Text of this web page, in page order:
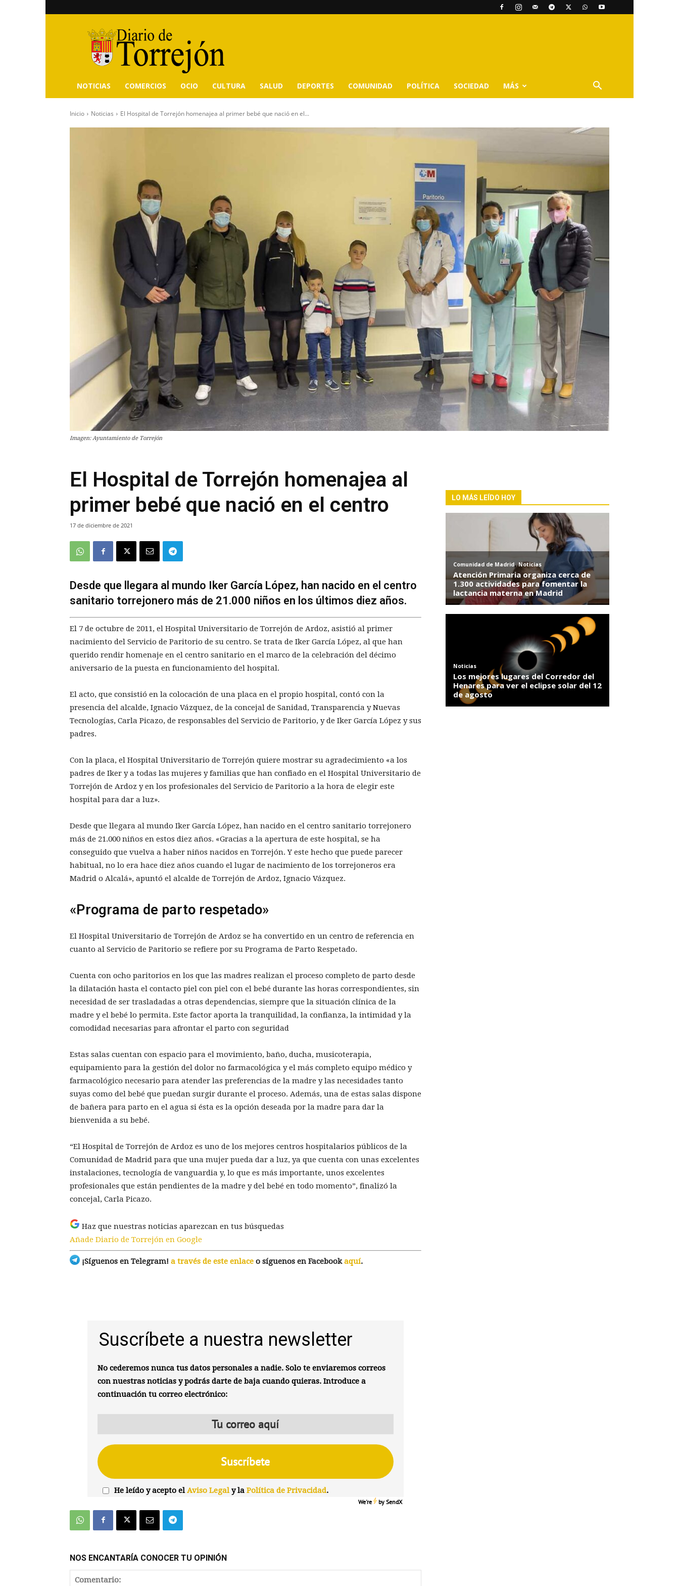
Diario
de
Torrejón
NOTICIAS COMERCIOS OCIO CULTURA SALUD DEPORTES COMUNIDAD POLÍTICA SOCIEDAD MÁS
Inicio Noticias El Hospital de Torrejón homenajea al primer bebé que nació en el...
Imagen: Ayuntamiento de Torrejón
El Hospital de Torrejón homenajea al
primer bebé que nació en el centro
17 de diciembre de 2021
Desde que llegara al mundo Iker García López, han nacido en el centro
sanitario torrejonero más de 21.000 niños en los últimos diez años.
El 7 de octubre de 2011, el Hospital Universitario de Torrejón de Ardoz, asistió al primer
nacimiento del Servicio de Paritorio de su centro. Se trata de Iker García López, al que han
querido rendir homenaje en el centro sanitario en el marco de la celebración del décimo
aniversario de la puesta en funcionamiento del hospital.
El acto, que consistió en la colocación de una placa en el propio hospital, contó con la
presencia del alcalde, Ignacio Vázquez, de la concejal de Sanidad, Transparencia y Nuevas
Tecnologías, Carla Picazo, de responsables del Servicio de Paritorio, y de Iker García López y sus
padres.
Con la placa, el Hospital Universitario de Torrejón quiere mostrar su agradecimiento «a los
padres de Iker y a todas las mujeres y familias que han confiado en el Hospital Universitario de
Torrejón de Ardoz y en los profesionales del Servicio de Paritorio a la hora de elegir este
hospital para dar a luz».
Desde que llegara al mundo Iker García López, han nacido en el centro sanitario torrejonero
más de 21.000 niños en estos diez años. «Gracias a la apertura de este hospital, se ha
conseguido que vuelva a haber niños nacidos en Torrejón. Y este hecho que puede parecer
habitual, no lo era hace diez años cuando el lugar de nacimiento de los torrejoneros era
Madrid o Alcalá», apuntó el alcalde de Torrejón de Ardoz, Ignacio Vázquez.
«Programa de parto respetado»
El Hospital Universitario de Torrejón de Ardoz se ha convertido en un centro de referencia en
cuanto al Servicio de Paritorio se refiere por su Programa de Parto Respetado.
Cuenta con ocho paritorios en los que las madres realizan el proceso completo de parto desde
la dilatación hasta el contacto piel con piel con el bebé durante las horas correspondientes, sin
necesidad de ser trasladadas a otras dependencias, siempre que la situación clínica de la
madre y el bebé lo permita. Este factor aporta la tranquilidad, la confianza, la intimidad y la
comodidad necesarias para afrontar el parto con seguridad
Estas salas cuentan con espacio para el movimiento, baño, ducha, musicoterapia,
equipamiento para la gestión del dolor no farmacológica y el más completo equipo médico y
farmacológico necesario para atender las preferencias de la madre y las necesidades tanto
suyas como del bebé que puedan surgir durante el proceso. Además, una de estas salas dispone
de bañera para parto en el agua si ésta es la opción deseada por la madre para dar la
bienvenida a su bebé.
“El Hospital de Torrejón de Ardoz es uno de los mejores centros hospitalarios públicos de la
Comunidad de Madrid para que una mujer pueda dar a luz, ya que cuenta con unas excelentes
instalaciones, tecnología de vanguardia y, lo que es más importante, unos excelentes
profesionales que están pendientes de la madre y del bebé en todo momento”, finalizó la
concejal, Carla Picazo.
Haz que nuestras noticias aparezcan en tus búsquedas
Añade Diario de Torrejón en Google
¡Síguenos en Telegram! a través de este enlace o síguenos en Facebookaquí.
Suscríbete a nuestra newsletter
No cederemos nunca tus datos personales a nadie. Solo te enviaremos correos
con nuestras noticias y podrás darte de baja cuando quieras. Introduce a
continuación tu correo electrónico:
He leído y acepto elAviso Legaly la Política de Privacidad.
We're bySendX
NOS ENCANTARÍA CONOCER TU OPINIÓN
LO MÁS LEÍDO HOY